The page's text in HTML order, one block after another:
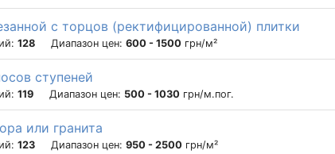
с торцов (ректифицированной) плитки
128 Диапазон цен: 600 - 1500 грн/м²
ступеней
119 Диапазон цен: 500 - 1030 грн/м.пог.
или гранита
123 Диапазон цен: 950 - 2500 грн/м²